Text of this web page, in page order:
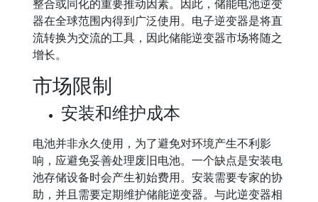
整合或同化的重要推动因素。因此，储能电池逆变
器在全球范围内得到广泛使用。电子逆变器是将直
流转换为交流的工具，因此储能逆变器市场将随之
增长。
市场限制
安装和维护成本
电池并非永久使用，为了避免对环境产生不利影
响，应避免妥善处理废旧电池。一个缺点是安装电
池存储设备时会产生初始费用。安装需要专家的协
助，并且需要定期维护储能逆变器。与此逆变器相